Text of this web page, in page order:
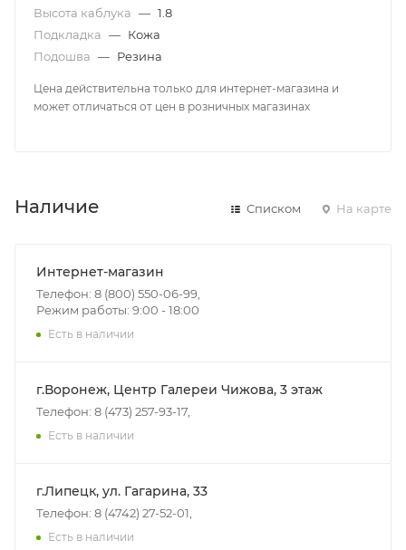
Высота каблука — 1.8
Подкладка — Кожа
Подошва — Резина
Цена действительна только для интернет-магазина и
может отличаться от цен в розничных магазинах
Наличие Списком На карте
Интернет-магазин
Телефон: 8 (800) 550-06-99,
Режим работы: 9:00 - 18:00
Есть в наличии
г.Воронеж, Центр Галереи Чижова, 3 этаж
Телефон: 8 (473) 257-93-17,
Есть в наличии
г.Липецк, ул. Гагарина, 33
Телефон: 8 (4742) 27-52-01,
Есть в наличии